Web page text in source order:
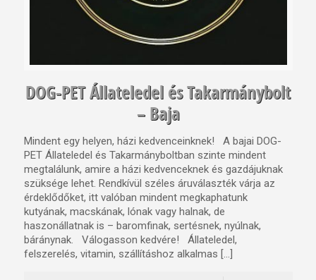
DOG-PET Állateledel és Takarmánybolt
– Baja
Mindent egy helyen, házi kedvenceinknek! A bajai DOG-
PET Állateledel és Takarmányboltban szinte mindent
megtalálunk, amire a házi kedvenceknek és gazdájuknak
szüksége lehet. Rendkívül széles áruválaszték várja az
érdeklődőket, itt valóban mindent megkaphatunk
kutyának, macskának, lónak vagy halnak, de
haszonállatnak is – baromfinak, sertésnek, nyúlnak,
báránynak. Válogasson kedvére! Állateledel,
felszerelés, vitamin, szállításhoz alkalmas […]